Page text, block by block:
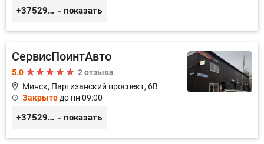
+375296446495 - показать
СервисПоинтАвто
5.0
2 отзыва
Минск, Партизанский проспект, 6В
Закрыто до пн 09:00
+375296035003 - показать